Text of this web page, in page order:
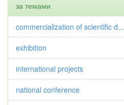
за темами
commercialization of scientific d...
exhibition
international projects
national conference